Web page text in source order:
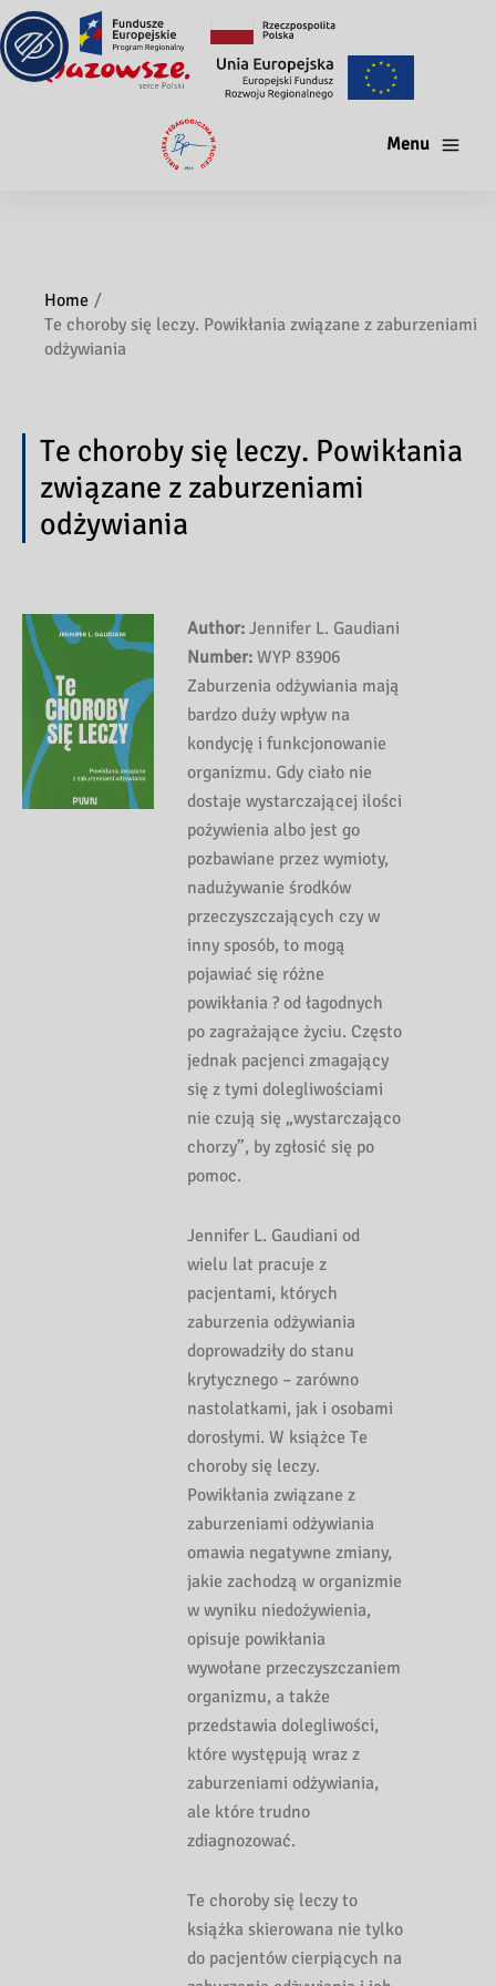
Menu
Home
Te choroby się leczy. Powikłania związane z zaburzeniami
odżywiania
Te choroby się leczy. Powikłania
związane z zaburzeniami
odżywiania
Author: Jennifer L. Gaudiani
Number: WYP 83906
Zaburzenia odżywiania mają
bardzo duży wpływ na
kondycję i funkcjonowanie
organizmu. Gdy ciało nie
dostaje wystarczającej ilości
pożywienia albo jest go
pozbawiane przez wymioty,
nadużywanie środków
przeczyszczających czy w
inny sposób, to mogą
pojawiać się różne
powikłania ? od łagodnych
po zagrażające życiu. Często
jednak pacjenci zmagający
się z tymi dolegliwościami
nie czują się „wystarczająco
chorzy”, by zgłosić się po
pomoc.
Jennifer L. Gaudiani od
wielu lat pracuje z
pacjentami, których
zaburzenia odżywiania
doprowadziły do stanu
krytycznego – zarówno
nastolatkami, jak i osobami
dorosłymi. W książce Te
choroby się leczy.
Powikłania związane z
zaburzeniami odżywiania
omawia negatywne zmiany,
jakie zachodzą w organizmie
w wyniku niedożywienia,
opisuje powikłania
wywołane przeczyszczaniem
organizmu, a także
przedstawia dolegliwości,
które występują wraz z
zaburzeniami odżywiania,
ale które trudno
zdiagnozować.
Te choroby się leczy to
książka skierowana nie tylko
do pacjentów cierpiących na